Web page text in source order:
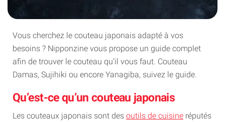
Vous cherchez le couteau japonais adapté à vos
besoins ? Nipponzine vous propose un guide complet
afin de trouver le couteau qu’il vous faut. Couteau
Damas, Sujihiki ou encore Yanagiba, suivez le guide.
Qu’est-ce qu’un couteau japonais
Les couteaux japonais sont des outils de cuisine réputés